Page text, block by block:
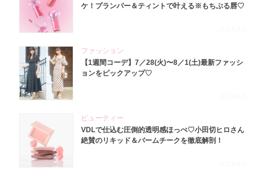
ケ！プランパー＆ティントで叶える※もちぷる唇♡
ファッション
【1週間コーデ】7／28(火)〜8／1(土)最新ファッシ
ョンをピックアップ♡
ビューティー
VDLで仕込む圧倒的透明感ほっぺ♡小田切ヒロさん
絶賛のリキッド＆バームチークを徹底解剖！